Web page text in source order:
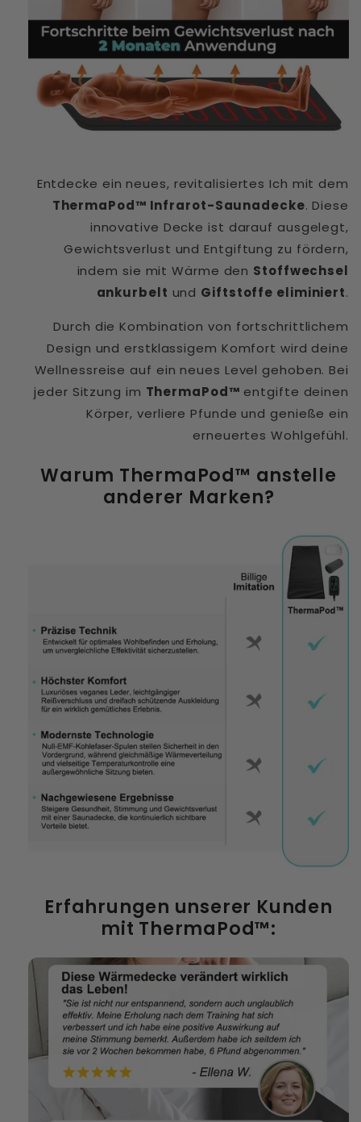
Entdecke ein neues, revitalisiertes Ich mit dem
ThermaPod™ Infrarot-Saunadecke. Diese
innovative Decke ist darauf ausgelegt,
Gewichtsverlust und Entgiftung zu fördern,
indem sie mit Wärme den Stoffwechsel
ankurbelt und Giftstoffe eliminiert.
Durch die Kombination von fortschrittlichem
Design und erstklassigem Komfort wird deine
Wellnessreise auf ein neues Level gehoben. Bei
jeder Sitzung im ThermaPod™ entgifte deinen
Körper, verliere Pfunde und genieße ein
erneuertes Wohlgefühl.
Warum ThermaPod™ anstelle
anderer Marken?
Erfahrungen unserer Kunden
mit ThermaPod™: